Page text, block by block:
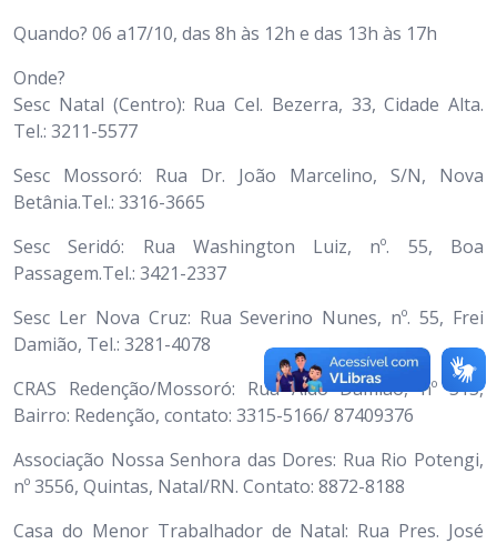
Quando? 06 a17/10, das 8h às 12h e das 13h às 17h
Onde?
Sesc Natal (Centro): Rua Cel. Bezerra, 33, Cidade Alta.
Tel.: 3211-5577
Sesc Mossoró: Rua Dr. João Marcelino, S/N, Nova
Betânia.Tel.: 3316-3665
Sesc Seridó: Rua Washington Luiz, nº. 55, Boa
Passagem.Tel.: 3421-2337
Sesc Ler Nova Cruz: Rua Severino Nunes, nº. 55, Frei
Damião, Tel.: 3281-4078
CRAS Redenção/Mossoró: Rua Aldo Damião, nº 515,
Bairro: Redenção, contato: 3315-5166/ 87409376
Associação Nossa Senhora das Dores: Rua Rio Potengi,
nº 3556, Quintas, Natal/RN. Contato: 8872-8188
Casa do Menor Trabalhador de Natal: Rua Pres. José